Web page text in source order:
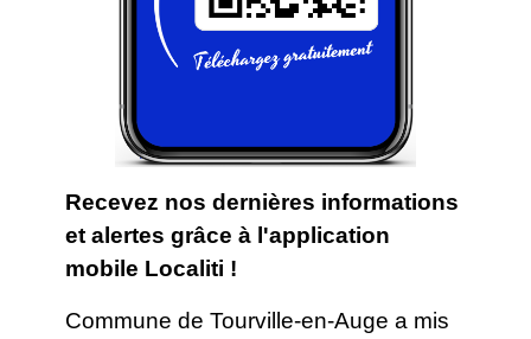
Recevez nos dernières informations
et alertes grâce à l'application
mobile Localiti !
Commune de Tourville-en-Auge a mis